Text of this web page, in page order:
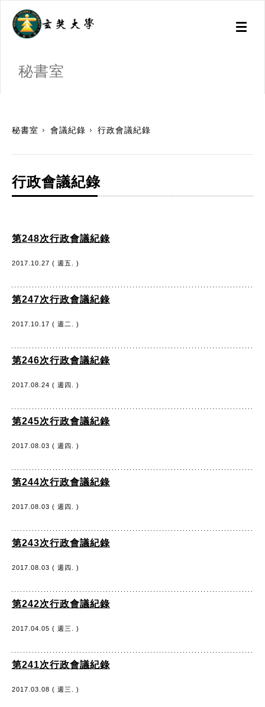
Toggle
秘書室
秘書室 會議紀錄 行政會議紀錄
行政會議紀錄
第248次行政會議紀錄
2017.10.27 ( 週五. )
第247次行政會議紀錄
2017.10.17 ( 週二. )
第246次行政會議紀錄
2017.08.24 ( 週四. )
第245次行政會議紀錄
2017.08.03 ( 週四. )
第244次行政會議紀錄
2017.08.03 ( 週四. )
第243次行政會議紀錄
2017.08.03 ( 週四. )
第242次行政會議紀錄
2017.04.05 ( 週三. )
第241次行政會議紀錄
2017.03.08 ( 週三. )